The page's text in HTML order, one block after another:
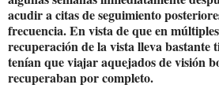
acudir a citas de seguimiento
frecuencia. En vista de que en
recuperación de la vista lleva bastante
tenían que viajar aquejados de visión
recuperaban por completo.